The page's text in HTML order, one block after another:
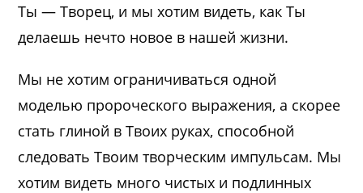
Ты — Творец, и мы хотим видеть, как Ты
делаешь нечто новое в нашей жизни.
Мы не хотим ограничиваться одной
моделью пророческого выражения, а скорее
стать глиной в Твоих руках, способной
следовать Твоим творческим импульсам. Мы
хотим видеть много чистых и подлинных